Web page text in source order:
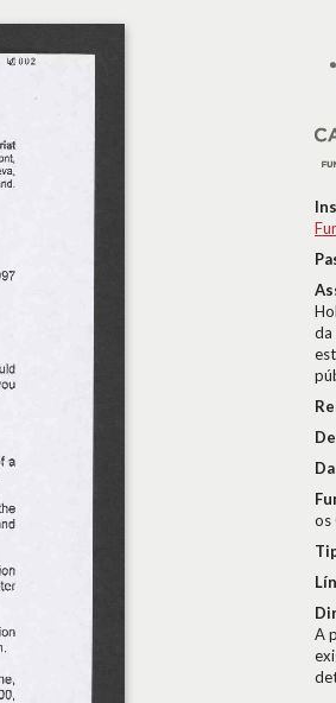
da
os
A